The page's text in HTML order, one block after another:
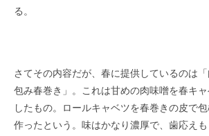
る。
さてその内容だが、春に提供しているのは
包み春巻き」。これは甘めの肉味噌を春キ
したもの。ロールキャベツを春巻きの皮で
作ったという。味はかなり濃厚で、歯応えも